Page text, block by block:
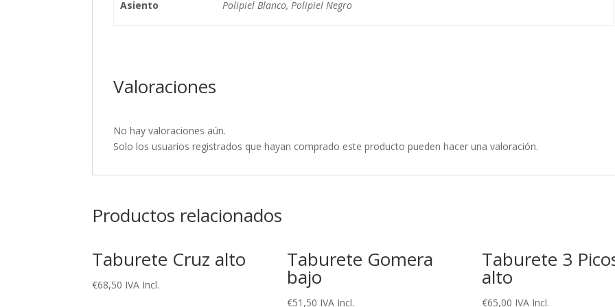
Asiento Polipiel Blanco, Polipiel Negro
Valoraciones
No hay valoraciones aún.
Solo los usuarios registrados que hayan comprado este producto pueden hacer una valoración.
Productos relacionados
Taburete Cruz alto
€68,50 IVA Incl.
Taburete Gomera
bajo
€51,50 IVA Incl.
Taburete 3
alto
€65,00 IVA Incl.